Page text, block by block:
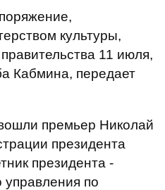
культуры,
11 июля,
Кабмина, передает
премьер Николай
президента
президента -
управления по